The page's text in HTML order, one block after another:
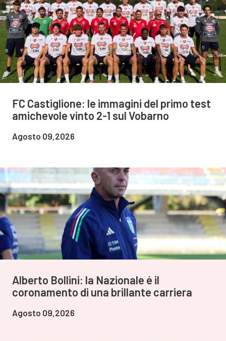
FC Castiglione: le immagini del primo test
amichevole vinto 2-1 sul Vobarno
Agosto 09,2026
Alberto Bollini: la Nazionale é il
coronamento di una brillante carriera
Agosto 09,2026